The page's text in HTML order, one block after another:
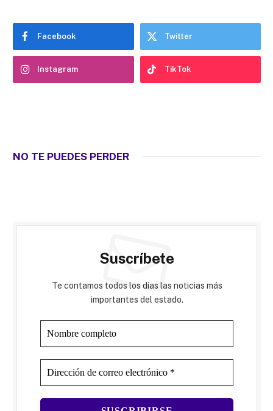
Facebook Twitter
Instagram TikTok
NO TE PUEDES PERDER
Suscríbete
Te contamos todos los días las noticias más
importantes del estado.